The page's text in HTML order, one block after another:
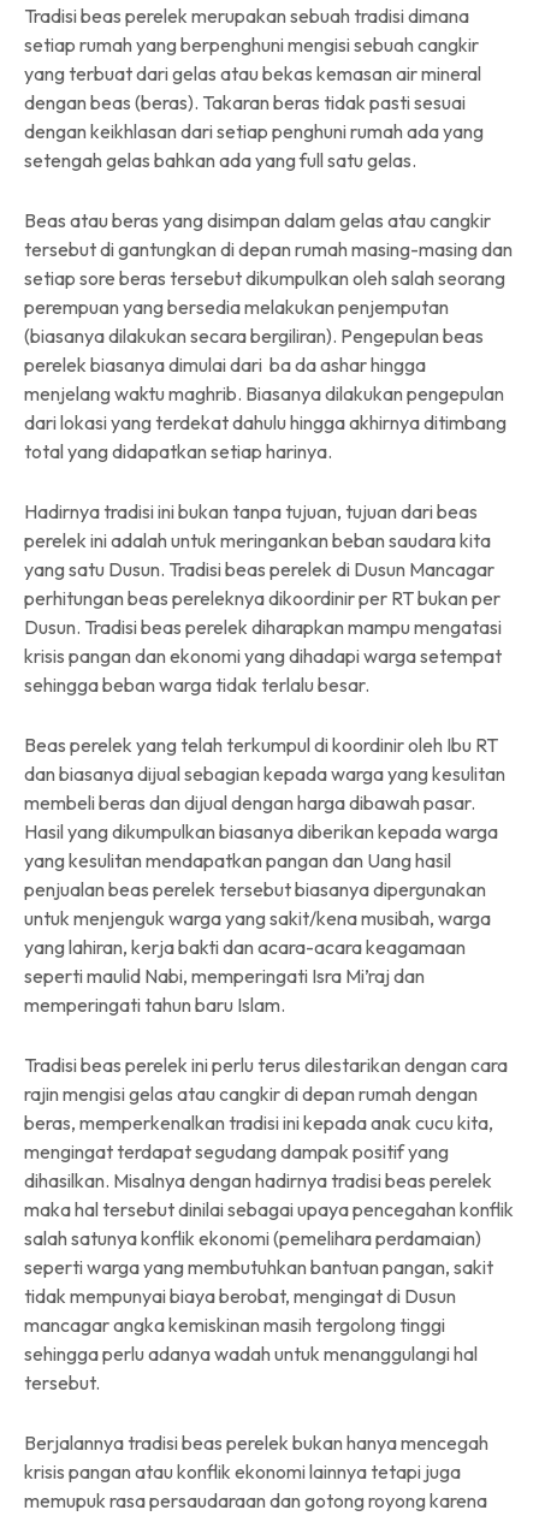
Tradisi beas perelek merupakan sebuah tradisi dimana
setiap rumah yang berpenghuni mengisi sebuah cangkir
yang terbuat dari gelas atau bekas kemasan air mineral
dengan beas (beras). Takaran beras tidak pasti sesuai
dengan keikhlasan dari setiap penghuni rumah ada yang
setengah gelas bahkan ada yang full satu gelas.
Beas atau beras yang disimpan dalam gelas atau cangkir
tersebut di gantungkan di depan rumah masing-masing dan
setiap sore beras tersebut dikumpulkan oleh salah seorang
perempuan yang bersedia melakukan penjemputan
(biasanya dilakukan secara bergiliran). Pengepulan beas
perelek biasanya dimulai dari ba da ashar hingga
menjelang waktu maghrib. Biasanya dilakukan pengepulan
dari lokasi yang terdekat dahulu hingga akhirnya ditimbang
total yang didapatkan setiap harinya.
Hadirnya tradisi ini bukan tanpa tujuan, tujuan dari beas
perelek ini adalah untuk meringankan beban saudara kita
yang satu Dusun. Tradisi beas perelek di Dusun Mancagar
perhitungan beas pereleknya dikoordinir per RT bukan per
Dusun. Tradisi beas perelek diharapkan mampu mengatasi
krisis pangan dan ekonomi yang dihadapi warga setempat
sehingga beban warga tidak terlalu besar.
Beas perelek yang telah terkumpul di koordinir oleh Ibu RT
dan biasanya dijual sebagian kepada warga yang kesulitan
membeli beras dan dijual dengan harga dibawah pasar.
Hasil yang dikumpulkan biasanya diberikan kepada warga
yang kesulitan mendapatkan pangan dan Uang hasil
penjualan beas perelek tersebut biasanya dipergunakan
untuk menjenguk warga yang sakit/kena musibah, warga
yang lahiran, kerja bakti dan acara-acara keagamaan
seperti maulid Nabi, memperingati Isra Mi’raj dan
memperingati tahun baru Islam.
Tradisi beas perelek ini perlu terus dilestarikan dengan cara
rajin mengisi gelas atau cangkir di depan rumah dengan
beras, memperkenalkan tradisi ini kepada anak cucu kita,
mengingat terdapat segudang dampak positif yang
dihasilkan. Misalnya dengan hadirnya tradisi beas perelek
maka hal tersebut dinilai sebagai upaya pencegahan konflik
salah satunya konflik ekonomi (pemelihara perdamaian)
seperti warga yang membutuhkan bantuan pangan, sakit
tidak mempunyai biaya berobat, mengingat di Dusun
mancagar angka kemiskinan masih tergolong tinggi
sehingga perlu adanya wadah untuk menanggulangi hal
tersebut.
Berjalannya tradisi beas perelek bukan hanya mencegah
krisis pangan atau konflik ekonomi lainnya tetapi juga
memupuk rasa persaudaraan dan gotong royong karena